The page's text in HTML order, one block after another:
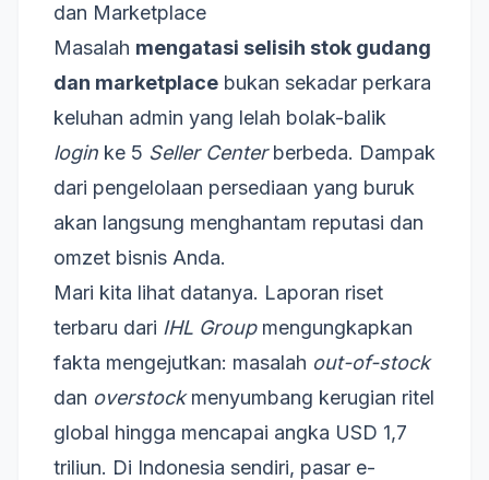
dan Marketplace
Masalah mengatasi selisih stok gudang
dan marketplace bukan sekadar perkara
keluhan admin yang lelah bolak-balik
login ke 5 Seller Centerberbeda. Dampak
dari pengelolaan persediaan yang buruk
akan langsung menghantam reputasi dan
omzet bisnis Anda.
Mari kita lihat datanya. Laporan riset
terbaru dari IHL Groupmengungkapkan
fakta mengejutkan: masalah out-of-stock
dan overstockmenyumbang kerugian ritel
global hingga mencapai angka USD 1,7
triliun. Di Indonesia sendiri, pasar e-